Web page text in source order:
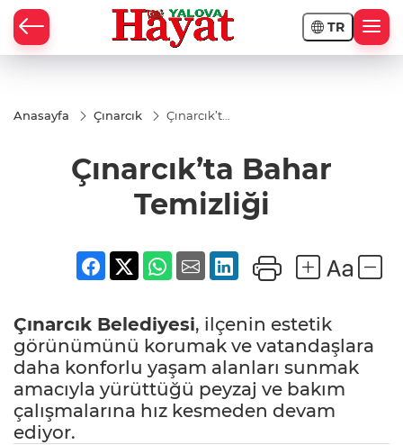
TR
Anasayfa Çınarcık
Çınarcık’ta
Çınarcık’ta Bahar
Temizliği
Çınarcık Belediyesi, ilçenin estetik
görünümünü korumak ve vatandaşlara
daha konforlu yaşam alanları sunmak
amacıyla yürüttüğü peyzaj ve bakım
çalışmalarına hız kesmeden devam
ediyor.